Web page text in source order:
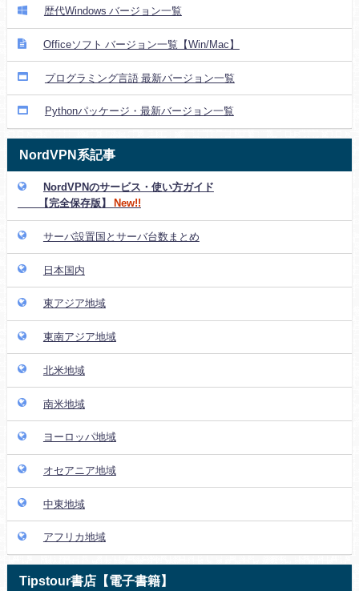
歴代Windows バージョン一覧
Officeソフト バージョン一覧【Win/Mac】
プログラミング言語 最新バージョン一覧
Pythonパッケージ・最新バージョン一覧
NordVPN系記事
NordVPNのサービス・使い方ガイド
【完全保存版】
New!!
サーバ設置国とサーバ台数まとめ
日本国内
東アジア地域
東南アジア地域
北米地域
南米地域
ヨーロッパ地域
オセアニア地域
中東地域
アフリカ地域
Tipstour書店【電子書籍】